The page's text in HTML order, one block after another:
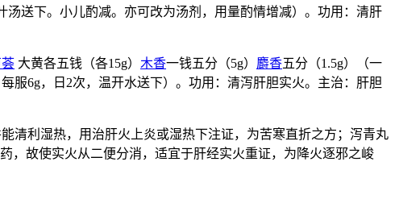
送下。小儿酌减。亦可改为汤剂，用量酌情增减）。功用：清肝
大黄各五钱（各15g） 木香一钱五分（5g） 麝香五分（1.5g）（一
服6g，日2次，温开水送下）。功用：清泻肝胆实火。主治：肝胆
清利湿热，用治肝火上炎或湿热下注证，为苦寒直折之方；泻青丸
，故使实火从二便分消，适宜于肝经实火重证，为降火逐邪之峻